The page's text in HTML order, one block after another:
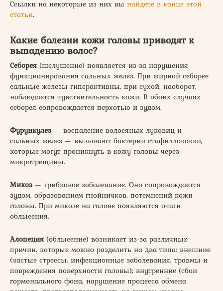
Ссылки на некоторые из них вы найдете в конце этой
статьи.
Какие болезни кожи головы приводят к
выпадению волос?
Себорея (шелушение) появляется из-за нарушения
функционирования сальных желез. При жирной себорее
сальные железы гиперактивны, при сухой, наоборот,
наблюдается чувствительность кожи. В обоих случаях
себорея сопровождается перхотью и зудом.
Фурункулез — воспаление волосяных луковиц и
сальных желез — вызывают бактерии стафиллококки,
которые могут проникнуть в кожу головы через
микротрещины.
Микоз — грибковое заболевание. Оно сопровождается
зудом, образованием гнойничков, потемнений кожи
головы. При микозе на голове появляются очаги
облысения.
Алопеция (облысение) возникает из-за различных
причин, которые можно разделить на два типа: внешние
(частые стрессы, инфекционные заболевания, травмы и
повреждения поверхности головы); внутренние (сбои
гормонального фона, нарушение процесса обмена